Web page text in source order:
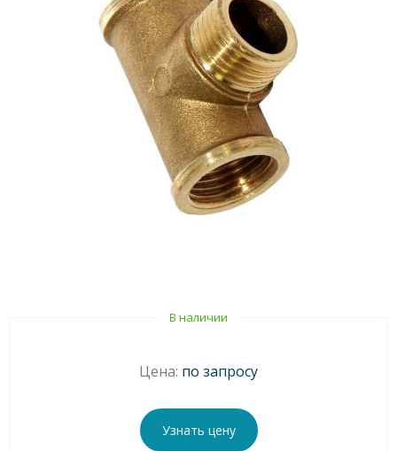
В наличии
Цена: по запросу
Узнать цену